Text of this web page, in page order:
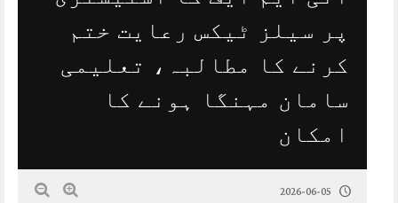
پر سیلز ٹیکس رعایت ختم
کرنے کا مطالبہ، تعلیمی
سامان مہنگا ہونے کا
امکان
2026-06-05